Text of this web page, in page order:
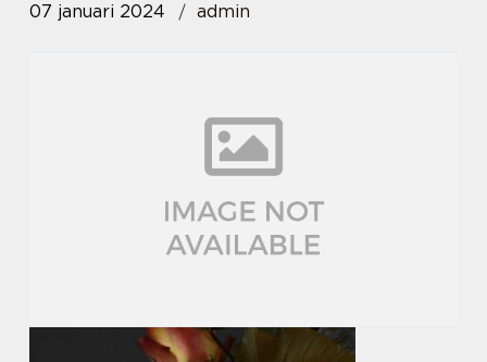
07 januari 2024 admin